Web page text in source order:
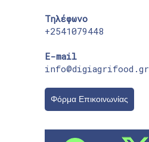
Τηλέφωνο
+2541079448
E-mail
info@digiagrifood.gr
Φόρμα Επικοινωνίας